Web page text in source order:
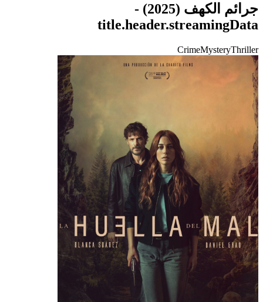
جرائم الكهف (
2025
) -
title.header.streamingData
CrimeMysteryThriller